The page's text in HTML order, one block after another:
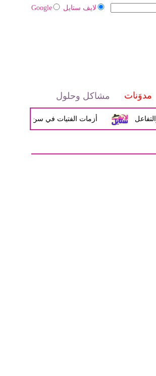
لايف ستايل Google
مدوَنات مشاكل وحلول
أزمات الفتيات في سن المراهقة بين